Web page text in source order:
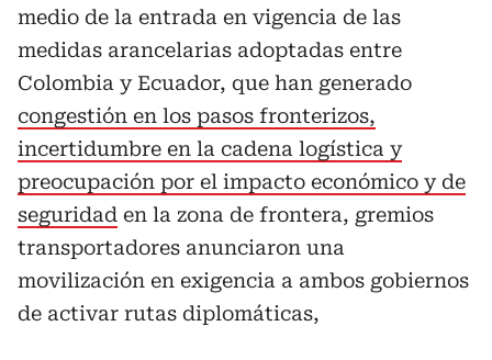
medio de la entrada en vigencia de las
medidas arancelarias adoptadas entre
Colombia y Ecuador, que han generado
congestión en los pasos fronterizos,
incertidumbre en la cadena logística y
preocupación por el impacto económico y de
seguridad en la zona de frontera, gremios
transportadores anunciaron una
movilización en exigencia a ambos gobiernos
de activar rutas diplomáticas,